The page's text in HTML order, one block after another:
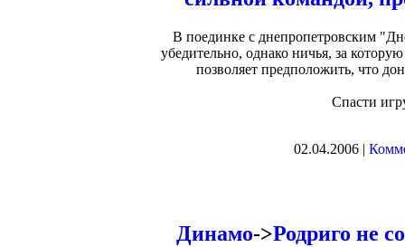
В поединке с днепропетровским
убедительно, однако ничья, за
позволяет предположить, что
Спасти
02.04.2006 |
Динамо->Родриго не